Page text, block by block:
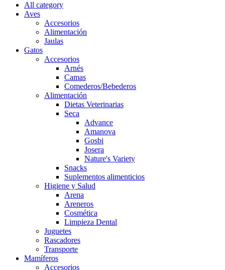
All category
Aves
Accesorios
Alimentación
Jaulas
Gatos
Accesorios
Arnés
Camas
Comederos/Bebederos
Alimentación
Dietas Veterinarias
Seca
Advance
Amanova
Gosbi
Josera
Nature's Variety
Snacks
Suplementos alimenticios
Higiene y Salud
Arena
Areneros
Cosmética
Limpieza Dental
Juguetes
Rascadores
Transporte
Mamíferos
Accesorios